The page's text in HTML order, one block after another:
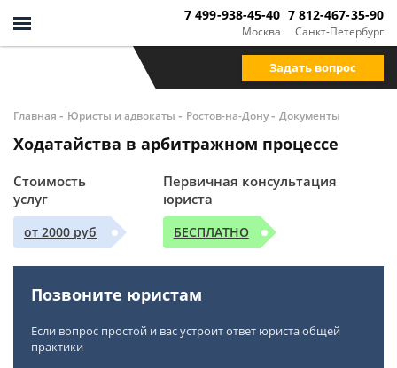
Москва
7 499-938-45-40
Санкт-Петербург
7 812-467-35-90
Задать вопрос
Главная - Юристы и адвокаты - Ростов-на-Дону- Документы
Ходатайства в арбитражном процессе
Стоимость
услуг
от 2000 руб
Первичная консультация
юриста
БЕСПЛАТНО
Позвоните юристам
Если вопрос простой и вас устроит ответ юриста общей
практики